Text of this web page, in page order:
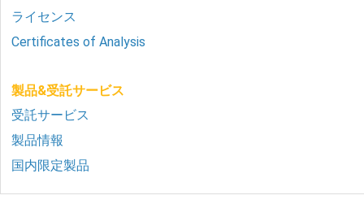
ライセンス
Certificates of Analysis
製品&受託サービス
受託サービス
製品情報
国内限定製品